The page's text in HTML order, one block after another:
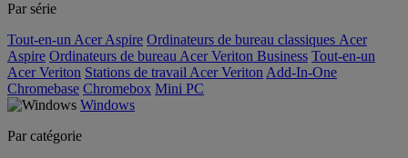
Par série
Tout-en-un Acer Aspire Ordinateurs de bureau classiques Acer
Aspire Ordinateurs de bureau Acer Veriton Business Tout-en-un
Acer Veriton Stations de travail Acer Veriton Add-In-One
Chromebase Chromebox Mini PC
Windows
Par catégorie